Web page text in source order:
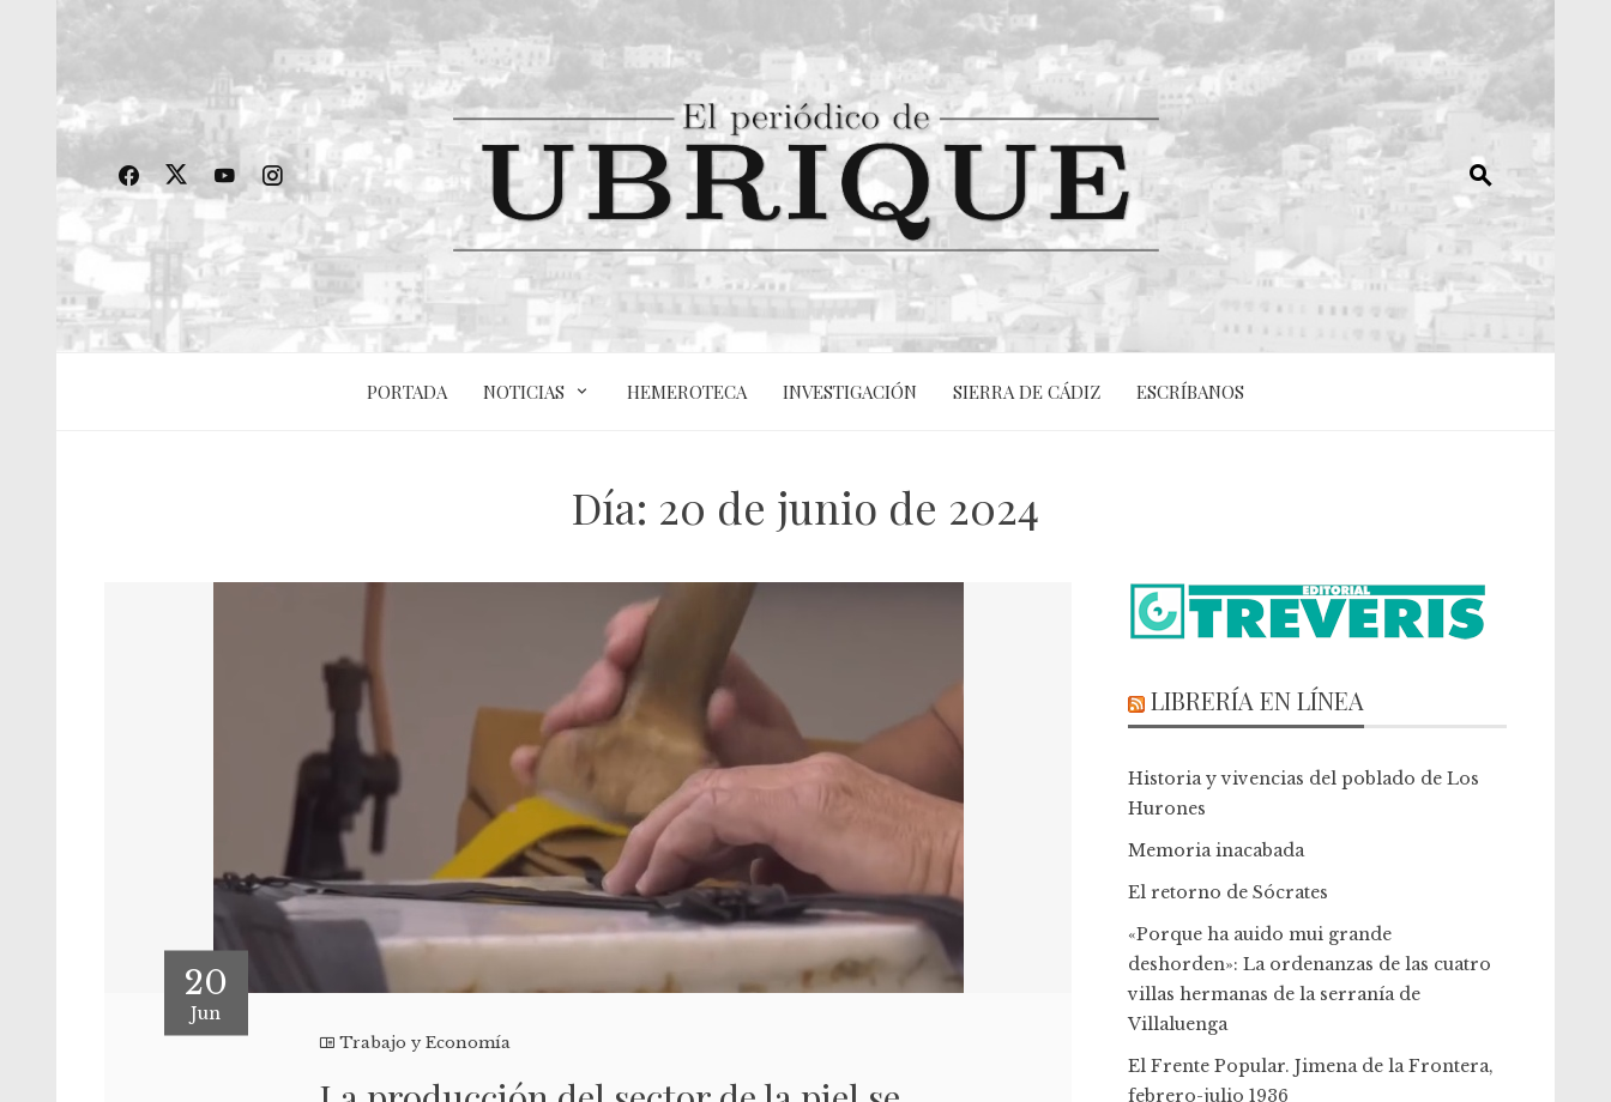
PORTADA NOTICIAS HEMEROTECA INVESTIGACIÓN SIERRA DE CÁDIZ ESCRÍBANOS
Día: 20 de junio de 2024
20
Jun
Trabajo y Economía
LIBRERÍA EN LÍNEA
Historia y vivencias del poblado de Los
Hurones
Memoria inacabada
El retorno de Sócrates
«Porque ha auido mui grande
deshorden»: La ordenanzas de las cuatro
villas hermanas de la serranía de
Villaluenga
El Frente Popular. Jimena de la Frontera,
febrero-julio 1936